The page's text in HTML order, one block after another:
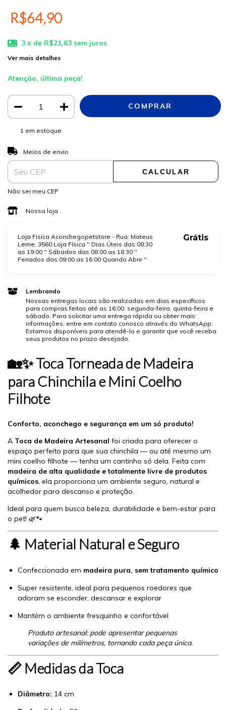
R$64,90
3 x de R$21,63 sem juros
Ver mais detalhes
Atenção, última peça!
1 em estoque
Entregas para o CEP:
Meios de envio
CALCULAR
Não sei meu CEP
Nossa loja
Loja Fisica Aconchegopetstore - Rua: Mateus
Leme, 3560 Loja Física '' Dias Úteis das 08:30
as 19:00 '' Sábados das 08:00 as 18:30 ''
Feriados das 09:00 as 16:00 Quando Abrir ''
Grátis
Lembrando
Nossas entregas locais são realizadas em dias específicos
para compras feitas até as 16:00: segunda-feira, quinta-feira e
sábado. Para solicitar uma entrega rápida ou obter mais
informações, entre em contato conosco através do WhatsApp.
Estamos disponíveis para atendê-lo e garantir que você receba
seus produtos no prazo desejado.
🏡✨ Toca Torneada de Madeira
para Chinchila e Mini Coelho
Filhote
Conforto, aconchego e segurança em um só produto!
A Toca de Madeira Artesanal foi criada para oferecer o
espaço perfeito para que sua chinchila — ou até mesmo um
mini coelho filhote — tenha um cantinho só dela. Feita com
madeira de alta qualidade e totalmente livre de produtos
químicos, ela proporciona um ambiente seguro, natural e
acolhedor para descanso e proteção.
Ideal para quem busca beleza, durabilidade e bem-estar para
o pet! 🌿🐾
🌲 Material Natural e Seguro
Confeccionada em madeira pura, sem tratamento químico
Super resistente, ideal para pequenos roedores que
adoram se esconder, descansar e explorar
Mantém o ambiente fresquinho e confortável
Produto artesanal: pode apresentar pequenas
variações de milímetros, tornando cada peça única.
📏 Medidas da Toca
Diâmetro: 14 cm